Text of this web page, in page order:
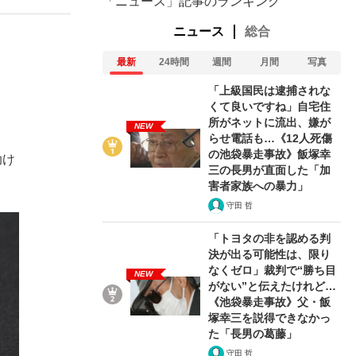
ニュース 総合
最新 24時間 週間 月間 写真
NEW
「上級国民は逮捕されな
くて良いですね」自宅住
所がネットに流出、嫌が
らせ電話も…《12人死傷
の池袋暴走事故》飯塚幸
三の長男が直面した「加
害者家族への暴力」
守田 哲
NEW
「トヨタの非を認める判
決が出る可能性は、限り
なくゼロ」裁判で“勝ち目
がない”と伝えたけれど…
《池袋暴走事故》父・飯
塚幸三を説得できなかっ
た「長男の葛藤」
守田 哲